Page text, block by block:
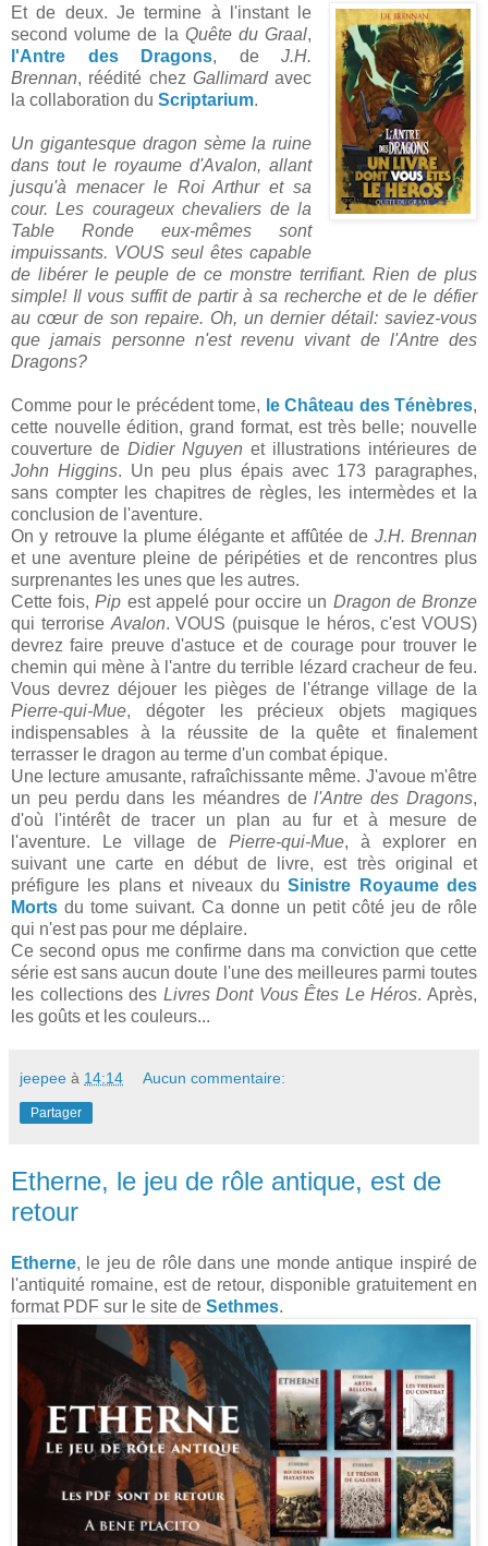
Et de deux. Je termine à l'instant le
second volume de la Quête du Graal,
l'Antre des Dragons, deJ.H.
Brennan, réédité chez Gallimardavec
la collaboration du Scriptarium.
Un gigantesque dragon sème la ruine
dans tout le royaume d'Avalon, allant
jusqu'à menacer le Roi Arthur et sa
cour. Les courageux chevaliers de la
Table Ronde eux-mêmes sont
impuissants. VOUS seul êtes capable
de libérer le peuple de ce monstre terrifiant. Rien de plus
simple! Il vous suffit de partir à sa recherche et de le défier
au cœur de son repaire. Oh, un dernier détail: saviez-vous
que jamais personne n'est revenu vivant de l'Antre des
Dragons?
Comme pour le précédent tome, le Château des Ténèbres,
cette nouvelle édition, grand format, est très belle; nouvelle
couverture de Didier Nguyen et illustrations intérieures de
John Higgins. Un peu plus épais avec 173 paragraphes,
sans compter les chapitres de règles, les intermèdes et la
conclusion de l'aventure.
On y retrouve la plume élégante et affûtée de J.H. Brennan
et une aventure pleine de péripéties et de rencontres plus
surprenantes les unes que les autres.
Cette fois,Pip est appelé pour occire un Dragon de Bronze
qui terrorise Avalon. VOUS (puisque le héros, c'est VOUS)
devrez faire preuve d'astuce et de courage pour trouver le
chemin qui mène à l'antre du terrible lézard cracheur de feu.
Vous devrez déjouer les pièges de l'étrange village de la
Pierre-qui-Mue, dégoter les précieux objets magiques
indispensables à la réussite de la quête et finalement
terrasser le dragon au terme d'un combat épique.
Une lecture amusante, rafraîchissante même. J'avoue m'être
un peu perdu dans les méandres del'Antre des Dragons,
d'où l'intérêt de tracer un plan au fur et à mesure de
l'aventure. Le village de Pierre-qui-Mue, à explorer en
suivant une carte en début de livre, est très original et
préfigure les plans et niveaux duSinistre Royaume des
Morts du tome suivant. Ca donne un petit côté jeu de rôle
qui n'est pas pour me déplaire.
Ce second opus me confirme dans ma conviction que cette
série est sans aucun doute l'une des meilleures parmi toutes
les collections des Livres Dont Vous Êtes Le Héros. Après,
les goûts et les couleurs...
jeepee à 14:14 Aucun commentaire:
Partager
Etherne, le jeu de rôle antique, est de
retour
Etherne, le jeu de rôle dans une monde antique inspiré de
l'antiquité romaine, est de retour, disponible gratuitement en
format PDF sur le site de Sethmes.